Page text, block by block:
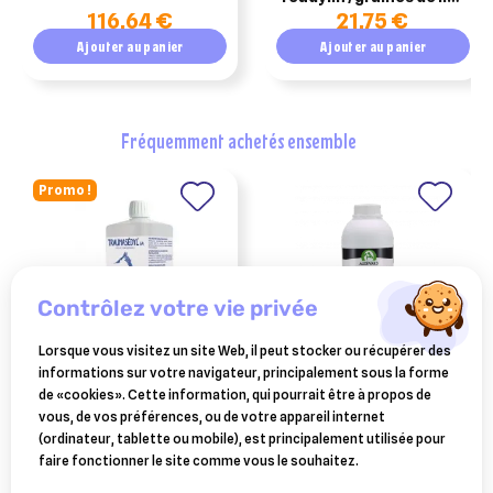
116,64 €
Ajouter au panier
précuites digestion
cheval 1kg
21,75 €
Ajouter au panier
fréquemment achetés ensemble
Promo !
BOIRON
traumasedyl 1 litre solution
buvable pour traumatismes
58,99 €
AUDEVARD
ekyrenal plus pour les
phases de récupération du
cheval 1 litre38,68 €
contrôlez votre vie privée
Lorsque vous visitez un site Web, il peut stocker ou récupérer des
informations sur votre navigateur, principalement sous la forme
de «cookies». Cette information, qui pourrait être à propos de
vous, de vos préférences, ou de votre appareil internet
(ordinateur, tablette ou mobile), est principalement utilisée pour
faire fonctionner le site comme vous le souhaitez.